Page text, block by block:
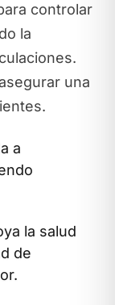
controlar
la
una
a
la salud
de